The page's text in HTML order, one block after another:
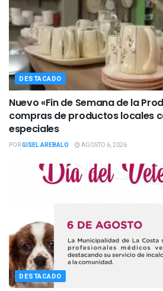
DESTACADO
Nuevo «Fin de Semana de la
compras de productos locales
especiales
PORGISEL AREBALO AGOSTO 6, 2026
DESTACADO